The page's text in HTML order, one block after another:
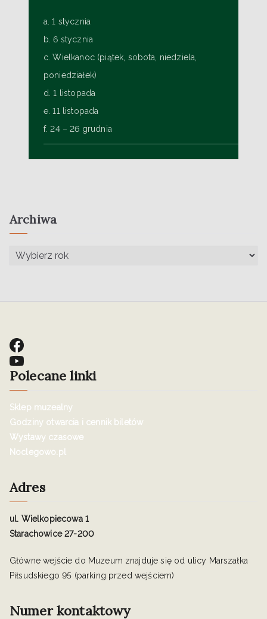
a. 1 stycznia
b. 6 stycznia
c. Wielkanoc (piątek, sobota, niedziela,
poniedziałek)
d. 1 listopada
e. 11 listopada
f. 24 – 26 grudnia
Archiwa
Polecane linki
Sklep muzealny
Godziny otwarcia i cennik biletów
Wystawy czasowe
Noclegowo.pl
Adres
ul. Wielkopiecowa 1
Starachowice 27-200
Główne wejście do Muzeum znajduje się od ulicy Marszałka
Piłsudskiego 95 (parking przed wejściem)
Numer kontaktowy